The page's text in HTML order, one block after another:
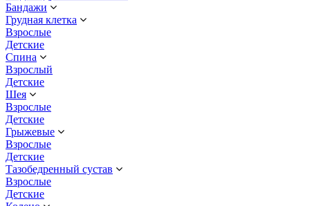
Бандажи
Грудная клетка
Взрослые
Детские
Спина
Взрослый
Детские
Шея
Взрослые
Детские
Грыжевые
Взрослые
Детские
Тазобедренный сустав
Взрослые
Детские